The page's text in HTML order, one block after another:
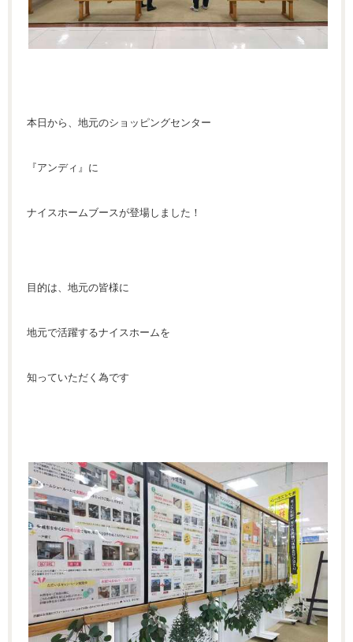
本日から、地元のショッピングセンター
『アンディ』に
ナイスホームブースが登場しました！
目的は、地元の皆様に
地元で活躍するナイスホームを
知っていただく為です